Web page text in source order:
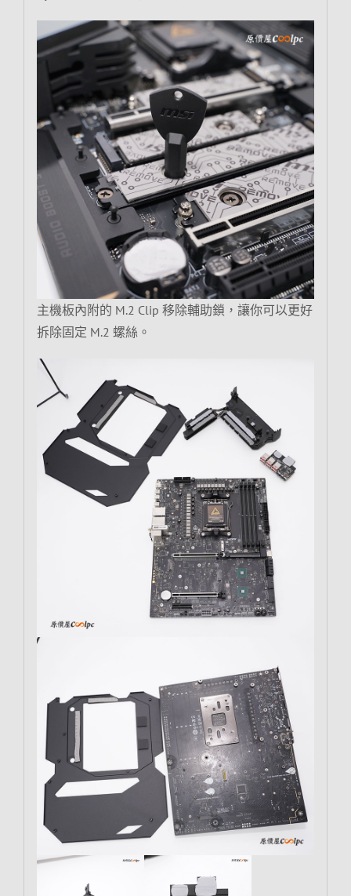
主機板內附的 M.2 Clip 移除輔助鎖，讓你可以更好
拆除固定 M.2 螺絲。